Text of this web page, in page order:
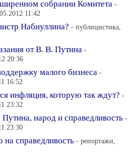
собрании Комитета -
11:42
Набиуллина? - публицистика,
от В. В. Путина -
20:36
малого бизнеса -
16:52
инфляция, которую так ждут? -
23:32
народ и справедливость -
23:30
справедливость - репортажи,